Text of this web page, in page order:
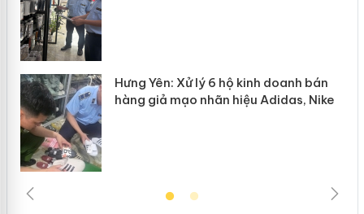
Hưng Yên: Xử lý 6 hộ kinh doanh bán
hàng giả mạo nhãn hiệu Adidas, Nike